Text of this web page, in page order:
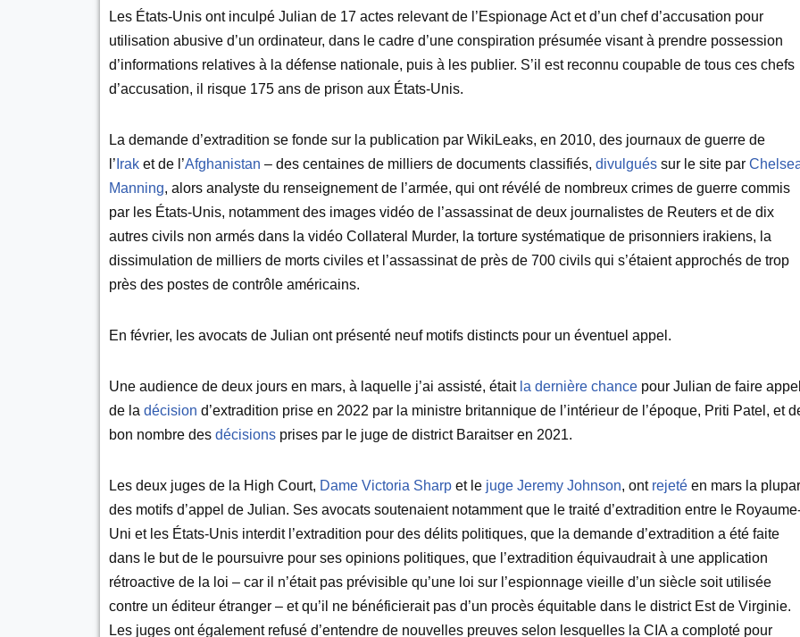
Les États-Unis ont inculpé Julian de 17 actes relevant de l’Espionage Act et d’un chef d’accusation pour
utilisation abusive d’un ordinateur, dans le cadre d’une conspiration présumée visant à prendre possession
d’informations relatives à la défense nationale, puis à les publier. S’il est reconnu coupable de tous ces chefs
d’accusation, il risque 175 ans de prison aux États-Unis.
La demande d’extradition se fonde sur la publication par WikiLeaks, en 2010, des journaux de guerre de
l’ Irak et de l’Afghanistan – des centaines de milliers de documents classifiés, divulgués sur le site par
Manning, alors analyste du renseignement de l’armée, qui ont révélé de nombreux crimes de guerre commis
par les États-Unis, notamment des images vidéo de l’assassinat de deux journalistes de Reuters et de dix
autres civils non armés dans la vidéo Collateral Murder, la torture systématique de prisonniers irakiens, la
dissimulation de milliers de morts civiles et l’assassinat de près de 700 civils qui s’étaient approchés de trop
près des postes de contrôle américains.
En février, les avocats de Julian ont présenté neuf motifs distincts pour un éventuel appel.
Une audience de deux jours en mars, à laquelle j’ai assisté, était la dernière chance pour Julian de faire
de la décision d’extradition prise en 2022 par la ministre britannique de l’intérieur de l’époque, Priti Patel, et
bon nombre des décisions prises par le juge de district Baraitser en 2021.
Les deux juges de la High Court, Dame Victoria Sharp et le juge Jeremy Johnson, ont rejeté en mars la
des motifs d’appel de Julian. Ses avocats soutenaient notamment que le traité d’extradition entre le
Uni et les États-Unis interdit l’extradition pour des délits politiques, que la demande d’extradition a été faite
dans le but de le poursuivre pour ses opinions politiques, que l’extradition équivaudrait à une application
rétroactive de la loi – car il n’était pas prévisible qu’une loi sur l’espionnage vieille d’un siècle soit utilisée
contre un éditeur étranger – et qu’il ne bénéficierait pas d’un procès équitable dans le district Est de Virginie.
Les juges ont également refusé d’entendre de nouvelles preuves selon lesquelles la CIA a comploté pour